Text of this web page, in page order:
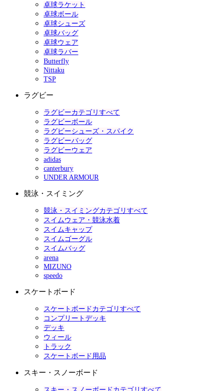
卓球ラケット
卓球ボール
卓球シューズ
卓球バッグ
卓球ウェア
卓球ラバー
Butterfly
Nittaku
TSP
ラグビー
ラグビーカテゴリすべて
ラグビーボール
ラグビーシューズ・スパイク
ラグビーバッグ
ラグビーウェア
adidas
canterbury
UNDER ARMOUR
競泳・スイミング
競泳・スイミングカテゴリすべて
スイムウェア・競泳水着
スイムキャップ
スイムゴーグル
スイムバッグ
arena
MIZUNO
speedo
スケートボード
スケートボードカテゴリすべて
コンプリートデッキ
デッキ
ウィール
トラック
スケートボード用品
スキー・スノーボード